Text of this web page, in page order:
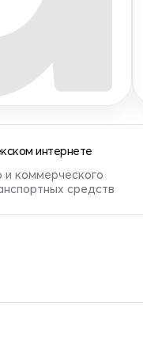
интернете
и коммерческого
средств